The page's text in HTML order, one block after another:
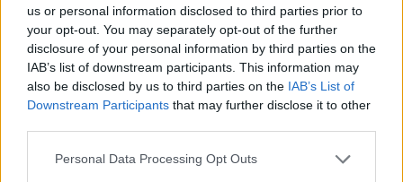
us or personal information disclosed to third parties prior to
your opt-out. You may separately opt-out of the further
disclosure of your personal information by third parties on the
IAB’s list of downstream participants. This information may
also be disclosed by us to third parties on the IAB’s List of
Downstream Participants that may further disclose it to other
Please note that this website/app uses one or more Google
Personal Data Processing Opt Outs